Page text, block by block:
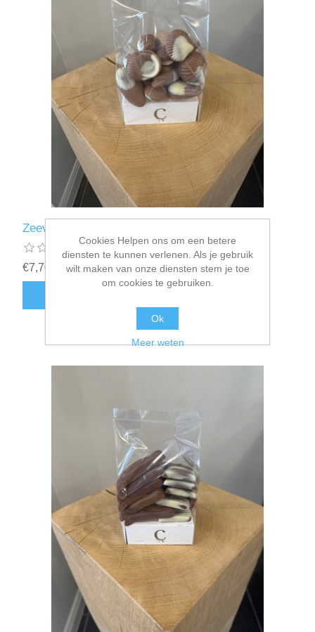
Zeevruchten
€7,70
Cookies Helpen ons om een betere
diensten te kunnen verlenen. Als je gebruik
wilt maken van onze diensten stem je toe
om cookies te gebruiken.
Ok
Meer weten